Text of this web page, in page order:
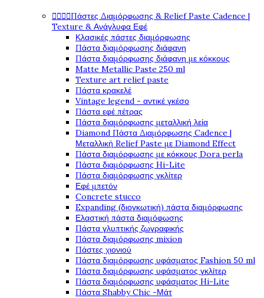
Πάστες Διαμόρφωσης & Relief Paste Cadence |
Texture & Ανάγλυφα Εφέ
Κλασικές πάστες διαμόρφωσης
Πάστα διαμόρφωσης διάφανη
Πάστα διαμόρφωσης διάφανη με κόκκους
Matte Metallic Paste 250 ml
Texture art relief paste
Πάστα κρακελέ
Vintage legend - αντικέ γκέσο
Πάστα εφέ πέτρας
Πάστα διαμόρφωσης μεταλλική λεία
Diamond Πάστα Διαμόρφωσης Cadence |
Μεταλλική Relief Paste με Diamond Effect
Πάστα διαμόρφωσης με κόκκους Dora perla
Πάστα διαμόρφωσης Hi-Lite
Πάστα διαμόρφωσης γκλίτερ
Εφέ μπετόν
Concrete stucco
Expanding (διογκωτική) πάστα διαμόρφωσης
Ελαστική πάστα διαμόφωσης
Πάστα γλυπτικής ζωγραφικής
Πάστα διαμόρφωσης mixion
Πάστες χιονιού
Πάστα διαμόρφωσης υφάσματος Fashion 50 ml
Πάστα διαμόρφωσης υφάσματος γκλίτερ
Πάστα διαμόρφωσης υφάσματος Hi-Lite
Πάστα Shabby Chic -Μάτ